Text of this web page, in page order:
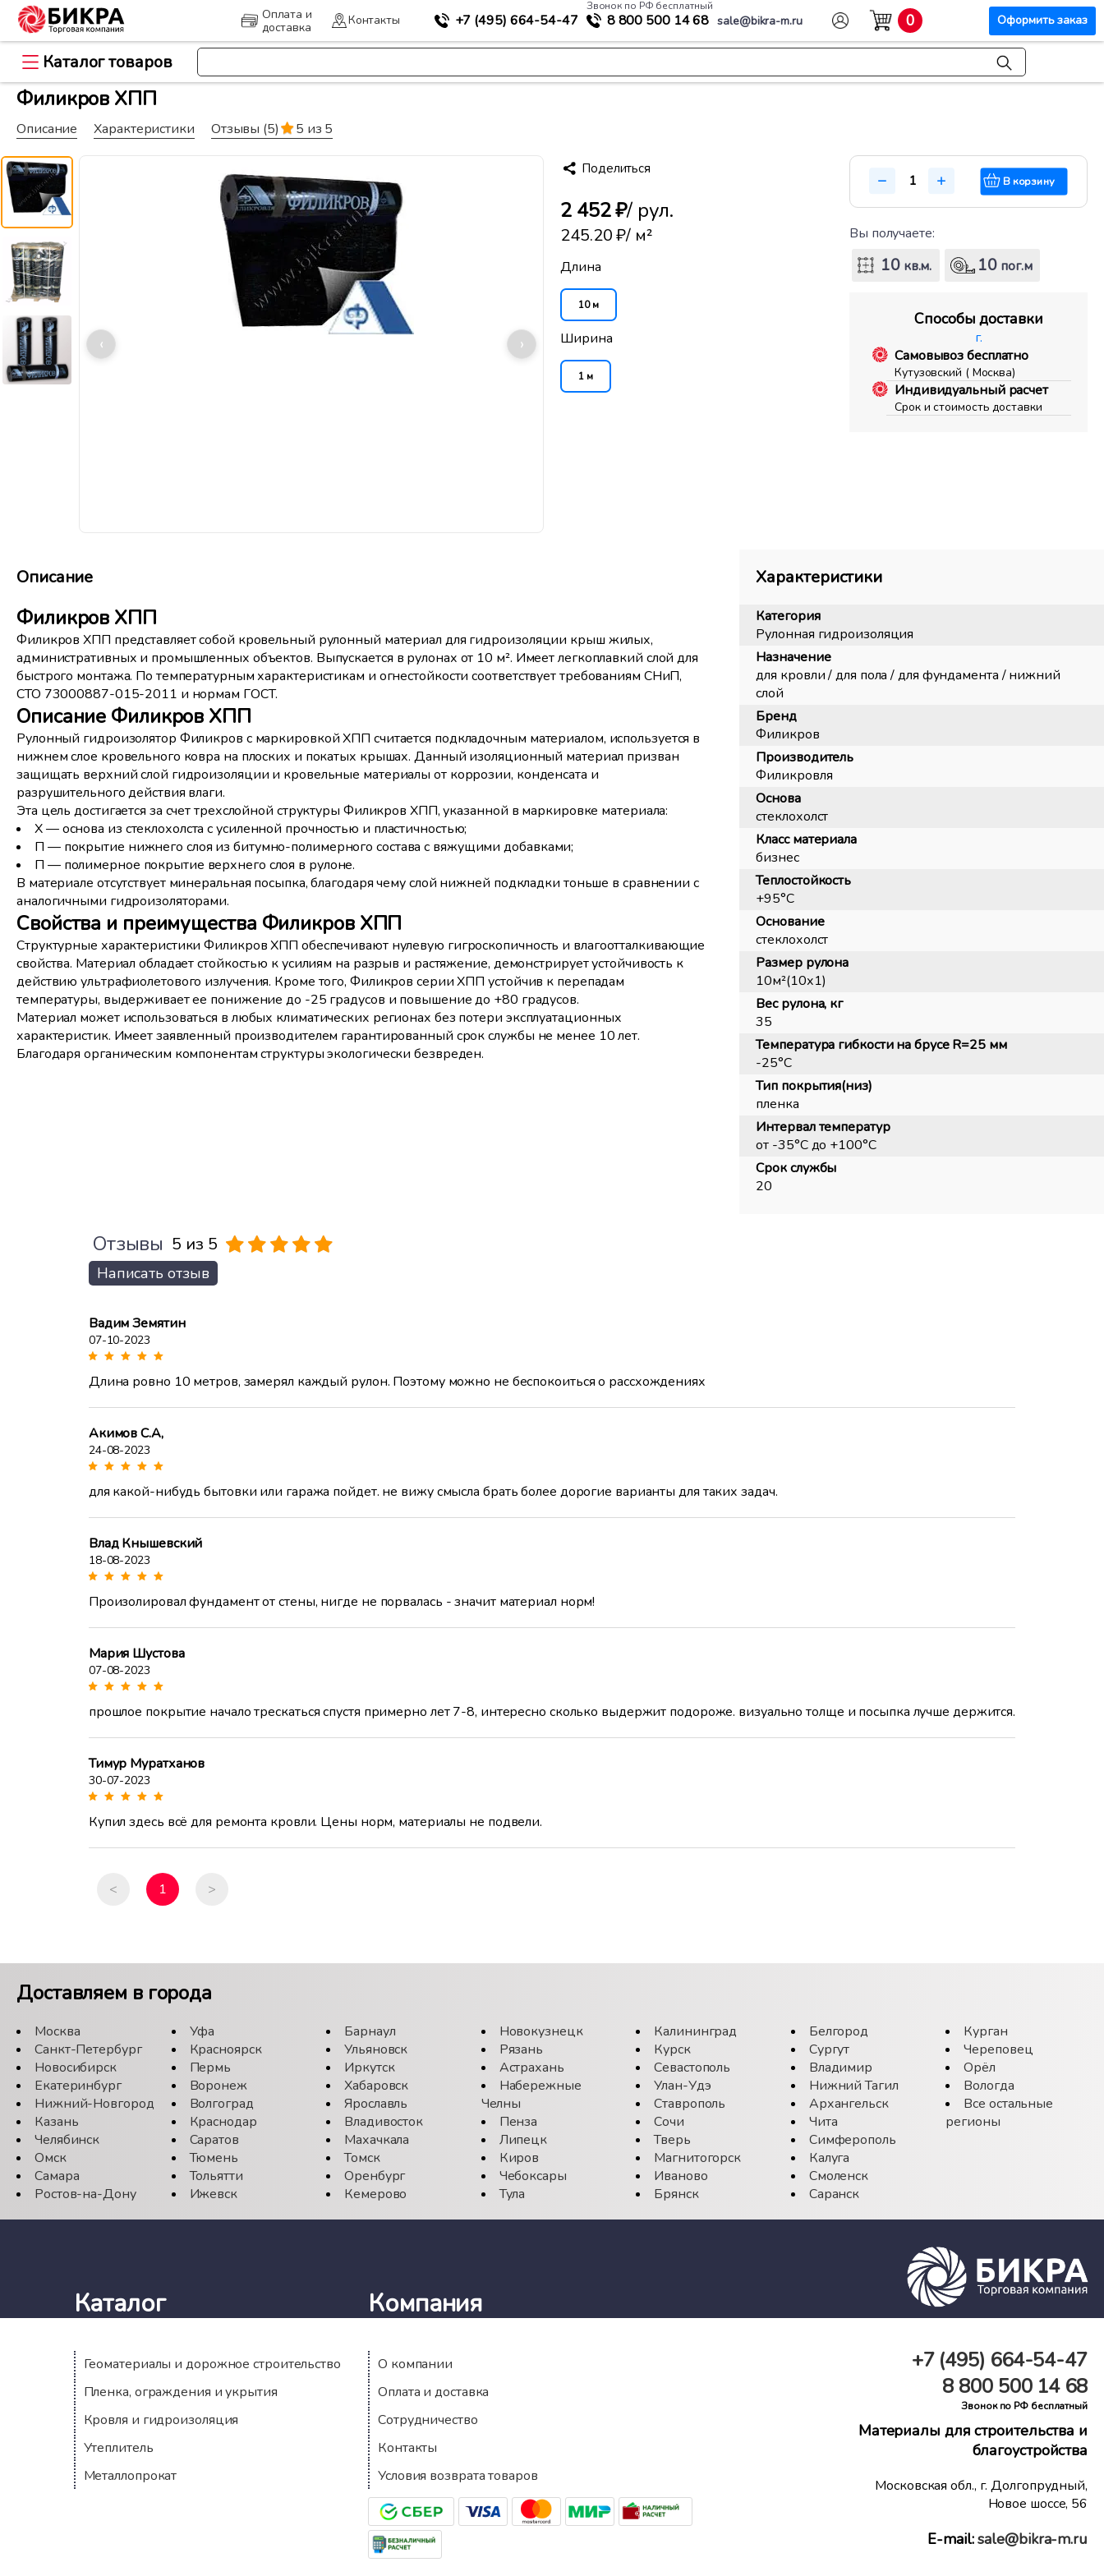
Оплата и
доставка
Контакты +7 (495) 664-54-47
Звонок по РФ бесплатный
8 800 500 14 68 sale@bikra-m.ru 0 Оформить заказ
Каталог товаров
Филикров ХПП
Описание Характеристики Отзывы (5) 5 из 5
‹ ›
Поделиться
2 452 ₽/ рул.
245.20 ₽/ м²
Длина
10 м
Ширина
1 м
В корзину
Вы получаете:
10кв.м. 10 пог.м
Способы доставки
г.
Самовывоз бесплатно
Кутузовский ( Москва)
Индивидуальный расчет
Срок и стоимость доставки
Описание
Филикров ХПП
Филикров ХПП представляет собой кровельный рулонный материал для гидроизоляции крыш жилых,
административных и промышленных объектов. Выпускается в рулонах от 10 м². Имеет легкоплавкий слой для
быстрого монтажа. По температурным характеристикам и огнестойкости соответствует требованиям СНиП,
СТО 73000887-015-2011 и нормам ГОСТ.
Описание Филикров ХПП
Рулонный гидроизолятор Филикров с маркировкой ХПП считается подкладочным материалом, используется в
нижнем слое кровельного ковра на плоских и покатых крышах. Данный изоляционный материал призван
защищать верхний слой гидроизоляции и кровельные материалы от коррозии, конденсата и
разрушительного действия влаги.
Эта цель достигается за счет трехслойной структуры Филикров ХПП, указанной в маркировке материала:
Х — основа из стеклохолста с усиленной прочностью и пластичностью;
П — покрытие нижнего слоя из битумно-полимерного состава с вяжущими добавками;
П — полимерное покрытие верхнего слоя в рулоне.
В материале отсутствует минеральная посыпка, благодаря чему слой нижней подкладки тоньше в сравнении с
аналогичными гидроизоляторами.
Свойства и преимущества Филикров ХПП
Структурные характеристики Филикров ХПП обеспечивают нулевую гигроскопичность и влагоотталкивающие
свойства. Материал обладает стойкостью к усилиям на разрыв и растяжение, демонстрирует устойчивость к
действию ультрафиолетового излучения. Кроме того, Филикров серии ХПП устойчив к перепадам
температуры, выдерживает ее понижение до -25 градусов и повышение до +80 градусов.
Материал может использоваться в любых климатических регионах без потери эксплуатационных
характеристик. Имеет заявленный производителем гарантированный срок службы не менее 10 лет.
Благодаря органическим компонентам структуры экологически безвреден.
Характеристики
Категория
Рулонная гидроизоляция
Назначение
для кровли / для пола / для фундамента / нижний
слой
Бренд
Филикров
Производитель
Филикровля
Основа
стеклохолст
Класс материала
бизнес
Теплостойкость
+95°С
Основание
стеклохолст
Размер рулона
10м²(10х1)
Вес рулона, кг
35
Температура гибкости на брусе R=25 мм
-25°С
Тип покрытия(низ)
пленка
Интервал температур
от -35°С до +100°С
Срок службы
20
Отзывы 5 из 5
Написать отзыв
Вадим Земятин
07-10-2023
Длина ровно 10 метров, замерял каждый рулон. Поэтому можно не беспокоиться о рассхождениях
Акимов С.А,
24-08-2023
для какой-нибудь бытовки или гаража пойдет. не вижу смысла брать более дорогие варианты для таких задач.
Влад Кнышевский
18-08-2023
Произолировал фундамент от стены, нигде не порвалась - значит материал норм!
Мария Шустова
07-08-2023
прошлое покрытие начало трескаться спустя примерно лет 7-8, интересно сколько выдержит подороже. визуально толще и посыпка лучше держится.
Тимур Муратханов
30-07-2023
Купил здесь всё для ремонта кровли. Цены норм, материалы не подвели.
< 1 >
Доставляем в города
Москва
Санкт-Петербург
Новосибирск
Екатеринбург
Нижний-Новгород
Казань
Челябинск
Омск
Самара
Ростов-на-Дону
Уфа
Красноярск
Пермь
Воронеж
Волгоград
Краснодар
Саратов
Тюмень
Тольятти
Ижевск
Барнаул
Ульяновск
Иркутск
Хабаровск
Ярославль
Владивосток
Махачкала
Томск
Оренбург
Кемерово
Новокузнецк
Рязань
Астрахань
Набережные
Челны
Пенза
Липецк
Киров
Чебоксары
Тула
Калининград
Курск
Севастополь
Улан-Удэ
Ставрополь
Сочи
Тверь
Магнитогорск
Иваново
Брянск
Белгород
Сургут
Владимир
Нижний Тагил
Архангельск
Чита
Симферополь
Калуга
Смоленск
Саранск
Курган
Череповец
Орёл
Вологда
Все остальные
регионы
Каталог
Геоматериалы и дорожное строительство
Пленка, ограждения и укрытия
Кровля и гидроизоляция
Утеплитель
Металлопрокат
Компания
О компании
Оплата и доставка
Сотрудничество
Контакты
Условия возврата товаров
+7 (495) 664-54-47
8 800500 14 68
Звонок по РФ бесплатный
Материалы для строительства и
благоустройства
Московская обл., г. Долгопрудный,
Новое шоссе, 56
E-mail:sale@bikra-m.ru